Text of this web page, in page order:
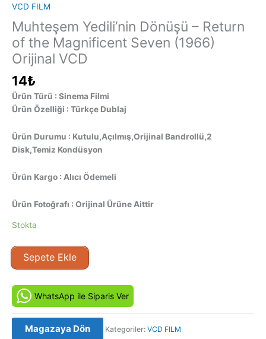
VCD FILM
Muhteşem Yedili’nin Dönüşü – Return
of the Magnificent Seven (1966)
Orijinal VCD
14₺
Ürün Türü : Sinema Filmi
Ürün Özelliği : Türkçe Dublaj
Ürün Durumu : Kutulu,Açılmış,Orijinal Bandrollü,2
Disk,Temiz Kondüsyon
Ürün Kargo : Alıcı Ödemeli
Ürün Fotoğrafı : Orijinal Ürüne Aittir
Stokta
Muhteşem
Yedili'nin
–
Return
of
Sepete Ekle
WhatsApp ile Siparis Ver
Magazaya Dön Kategoriler: VCD FILM